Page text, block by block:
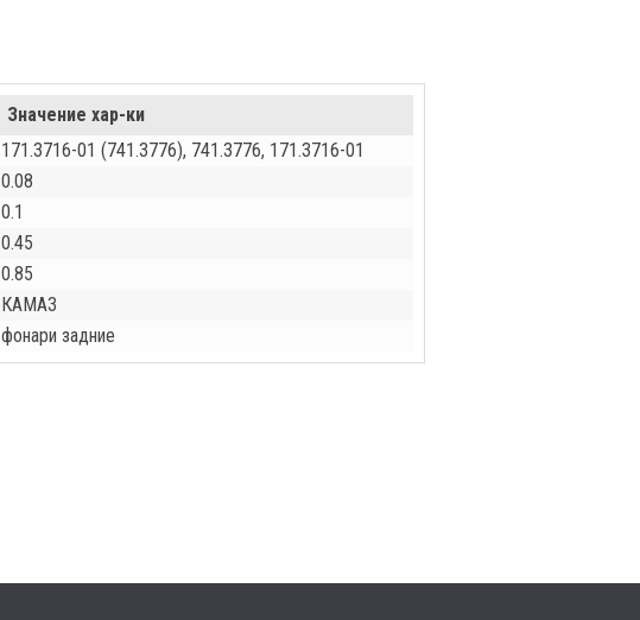
Значение хар-ки
171.3716-01 (741.3776), 741.3776, 171.3716-01
0.08
0.1
0.45
0.85
КАМАЗ
фонари задние